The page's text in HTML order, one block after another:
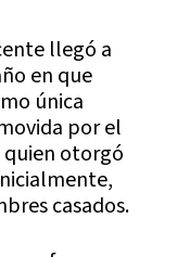
llegó a
en que
única
por el
quien otorgó
casados.